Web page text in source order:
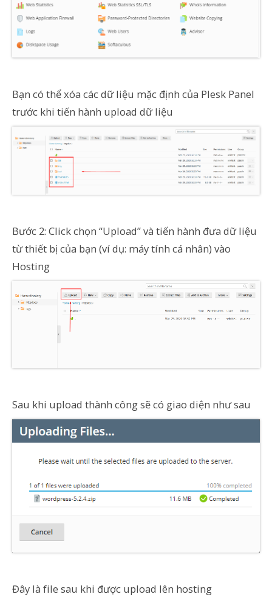
Bạn có thể xóa các dữ liệu mặc định của Plesk Panel
trước khi tiến hành upload dữ liệu
Bước 2: Click chọn “Upload” và tiến hành đưa dữ liệu
từ thiết bị của bạn (ví dụ: máy tính cá nhân) vào
Hosting
Sau khi upload thành công sẽ có giao diện như sau
Đây là file sau khi được upload lên hosting